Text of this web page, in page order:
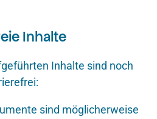
Inhalte
Inhalte sind noch
sind möglicherweise